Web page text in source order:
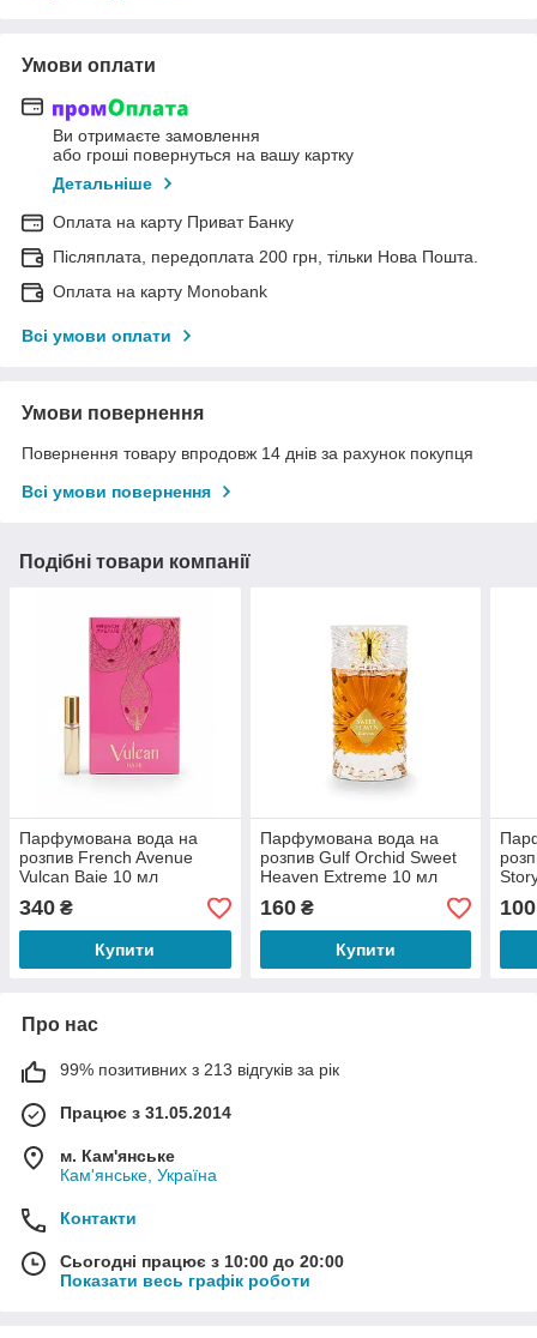
Умови оплати
Ви отримаєте замовлення
або гроші повернуться на вашу картку
Детальніше
Оплата на карту Приват Банку
Післяплата, передоплата 200 грн, тільки Нова Пошта.
Оплата на карту Monobank
Всі умови оплати
Умови повернення
Повернення товару впродовж 14 днів за рахунок покупця
Всі умови повернення
Подібні товари компанії
Парфумована вода на
розпив French Avenue
Vulcan Baie 10 мл
340 ₴
Купити
Парфумована вода на
розпив Gulf Orchid Sweet
Heaven Extreme 10 мл
160₴
Купити
100
Про нас
99% позитивних з 213 відгуків за рік
Працює з 31.05.2014
м. Кам'янське
Кам'янське, Україна
Контакти
Сьогодні працює з 10:00 до 20:00
Показати весь графік роботи